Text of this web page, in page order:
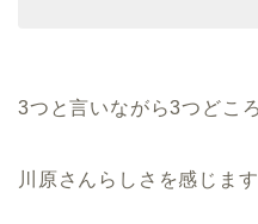
3つと言いながら3つどこ
川原さんらしさを感じます